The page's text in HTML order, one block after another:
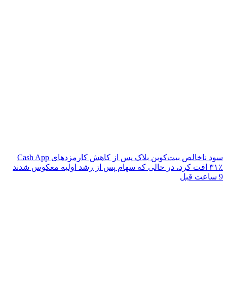
سود ناخالص بیت‌کوین بلاک پس از کاهش کارمزدهای Cash App
۳۱٪ افت کرد، در حالی که سهام پس از رشد اولیه معکوس شدند
9 ساعت قبل